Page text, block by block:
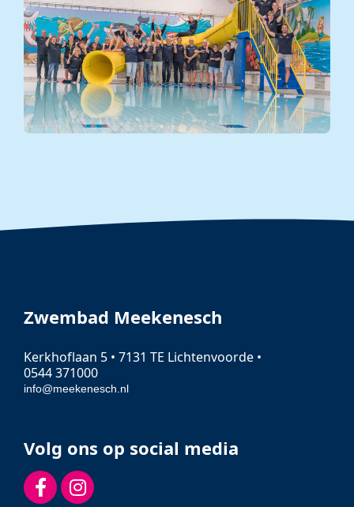
Zwembad Meekenesch
Kerkhoflaan 5 • 7131 TE Lichtenvoorde •
0544 371000
info@meekenesch.nl
Volg ons op social media